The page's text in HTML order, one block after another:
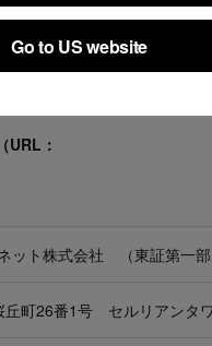
to Japan corporate site
Go to US website
Go to US website
るソフトウェアの研究・開発
URL ：
ット株式会社 （東証第一
丘町26番1号 セルリアンタ